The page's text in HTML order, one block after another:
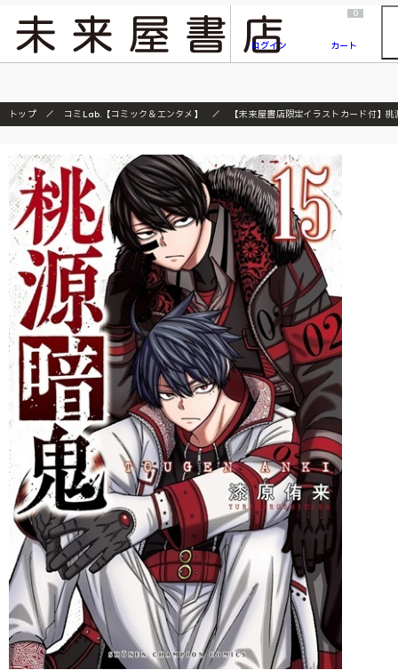
『ONE PIECE magazine 021 ONE PIECEカード付き同梱版』発売延期のご案内
ログイン
0
カート
トップ コミLab.【コミック＆エンタメ】 【未来屋書店限定イラストカード付】